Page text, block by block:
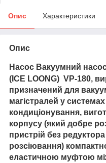
Опис Характеристики
Опис
Насос Вакуумний
(ICE LOONG) VP-180,
призначений для
магістралей у
кондиціонування,
корпусу (який добре
пристрій без
розсіювання)
еластичною муфтою